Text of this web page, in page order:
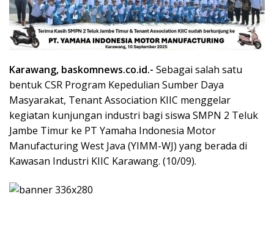
Karawang, baskomnews.co.id.- Sebagai salah satu
bentuk CSR Program Kepedulian Sumber Daya
Masyarakat, Tenant Association KIIC menggelar
kegiatan kunjungan industri bagi siswa SMPN 2 Teluk
Jambe Timur ke PT Yamaha Indonesia Motor
Manufacturing West Java (YIMM-WJ) yang berada di
Kawasan Industri KIIC Karawang. (10/09).